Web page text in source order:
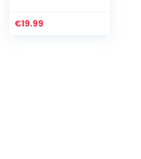
fitnessapparatuur
€19.99